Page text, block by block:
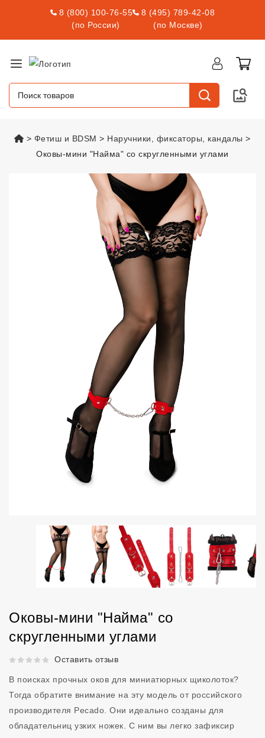
8 (800) 100-76-55
(по России)
8 (495) 789-42-08
(по Москве)
vsexshop.ru
Фетиш и BDSM
Наручники, фиксаторы, кандалы
Оковы-мини "Найма" со скругленными углами
Оковы-мини "Найма" со
Оковы-мини "Найма" со
скругленными углами
Рейтинг 5 из 5.Оставить отзыв
В поисках прочных оков для миниатюрных щиколоток?
Тогда обратите внимание на эту модель от российского
производителя Pecado. Они идеально созданы для
обладательниц узких ножек. С ним вы легко зафиксир